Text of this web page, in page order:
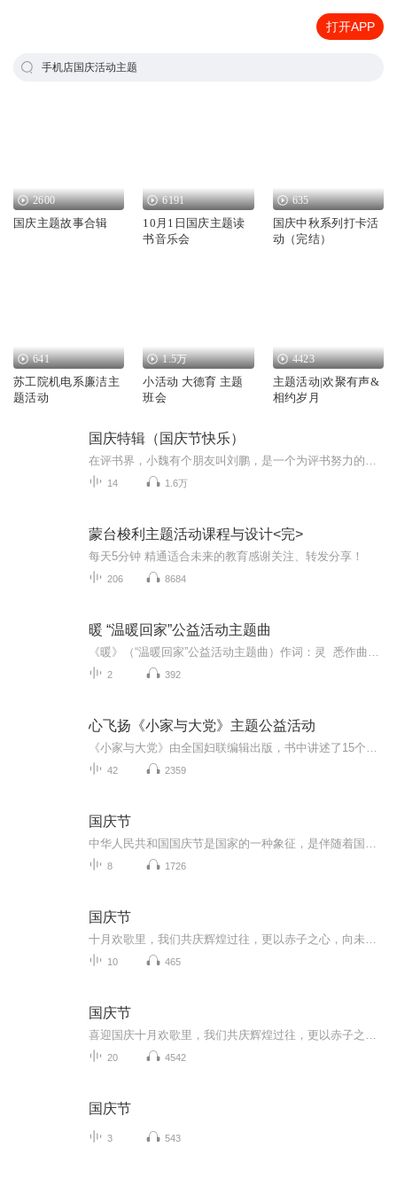
打开APP
手机店国庆活动主题
2600
国庆主题故事合辑
6191
10月1日国庆主题读
书音乐会
635
国庆中秋系列打卡活
动（完结）
641
苏工院机电系廉洁主
题活动
1.5万
小活动 大德育 主题
班会
4423
主题活动|欢聚有声&
相约岁月
国庆特辑（国庆节快乐）
14 1.6万
蒙台梭利主题活动课程与设计<完>
每天5分钟 精通适合未来的教育感谢关注、转发分享！
206 8684
暖 “温暖回家”公益活动主题曲
2 392
心飞扬《小家与大党》主题公益活动
42 2359
国庆节
8 1726
国庆节
10 465
国庆节
20 4542
国庆节
3 543